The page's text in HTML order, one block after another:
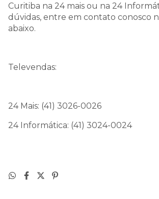
Curitiba na 24 mais ou na 24
dúvidas, entre em contato conosco
abaixo.
Televendas:
24 Mais: (41) 3026-0026
24 Informática: (41) 3024-0024